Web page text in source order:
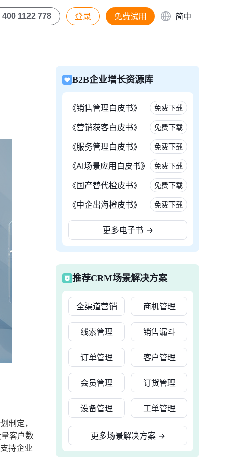
400 1122 778 登录 免费试用 简中
制定，
客户数
持企业
B2B企业增长资源库
《销售管理白皮书》 免费下载
《营销获客白皮书》 免费下载
《服务管理白皮书》 免费下载
《AI场景应用白皮书》 免费下载
《国产替代橙皮书》 免费下载
《中企出海橙皮书》 免费下载
更多电子书 →
推荐CRM场景解决方案
全渠道营销 商机管理
线索管理 销售漏斗
订单管理 客户管理
会员管理 订货管理
设备管理 工单管理
更多场景解决方案 →